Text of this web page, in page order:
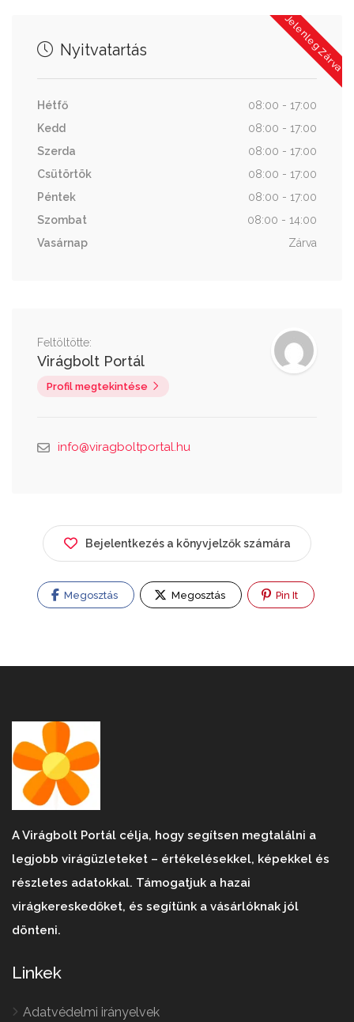
Jelenleg Zárva
Nyitvatartás
Hétfő
08:00 - 17:00
Kedd
08:00 - 17:00
Szerda
08:00 - 17:00
Csütörtök
08:00 - 17:00
Péntek
08:00 - 17:00
Szombat
08:00 - 14:00
Vasárnap
Zárva
Feltöltötte:
Virágbolt Portál
Profil megtekintése
info@viragboltportal.hu
Bejelentkezés a könyvjelzők számára
Megosztás Megosztás Pin It
A Virágbolt Portál célja, hogy segítsen megtalálni a
legjobb virágüzleteket – értékelésekkel, képekkel és
részletes adatokkal. Támogatjuk a hazai
virágkereskedőket, és segítünk a vásárlóknak jól
dönteni.
Linkek
Adatvédelmi irányelvek